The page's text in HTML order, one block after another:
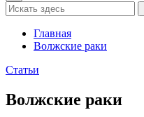
Главная
Волжские раки
Статьи
Волжские раки